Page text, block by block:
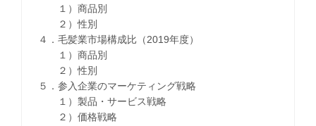
１）商品別
２）性別
４．毛髪業市場構成比（2019年度）
１）商品別
２）性別
５．参入企業のマーケティング戦略
１）製品・サービス戦略
２）価格戦略